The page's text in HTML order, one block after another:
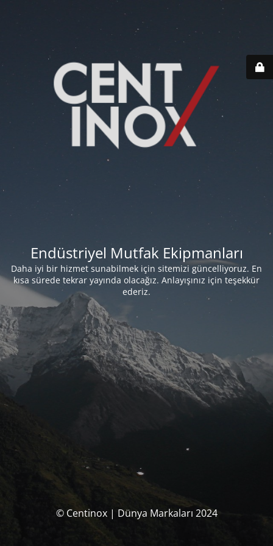
Endüstriyel Mutfak Ekipmanları
Daha iyi bir hizmet sunabilmek için sitemizi güncelliyoruz. En
kısa sürede tekrar yayında olacağız. Anlayışınız için teşekkür
ederiz.
© Centinox | Dünya Markaları 2024